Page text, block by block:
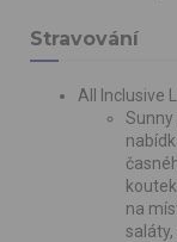
Stravování
All Inclusive
na